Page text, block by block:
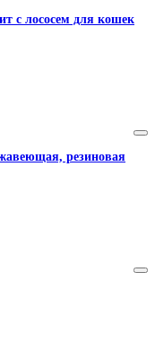
с лососем для кошек
резиновая